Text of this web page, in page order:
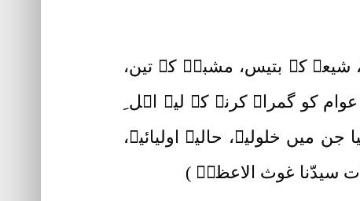
شیعہ کے بتیس، مشبہہ کے تین،
کو گمراہ کرنے کے لیے اہل
میں خلولیہ، حالیہ اولیائیہ،
سیدّنا غوث الاعظمؓ )